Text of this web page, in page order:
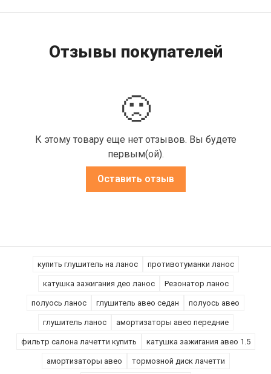
Отзывы покупателей
🙁
К этому товару еще нет отзывов. Вы будете
первым(ой).
Оставить отзыв
купить глушитель на ланос противотуманки ланос
катушка зажигания део ланос Резонатор ланос
полуось ланос глушитель авео седан полуось авео
глушитель ланос амортизаторы авео передние
фильтр салона лачетти купить катушка зажигания авео 1.5
амортизаторы авео тормозной диск лачетти